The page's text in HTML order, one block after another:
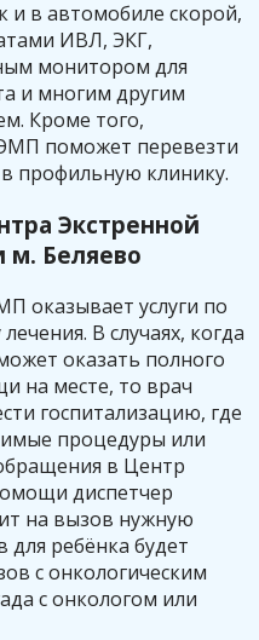
и в автомобиле скорой,
ИВЛ, ЭКГ,
монитором для
и многим другим
Кроме того,
поможет перевезти
профильную клинику.
Экстренной
Беляево
оказывает услуги по
В случаях, когда
оказать полного
на месте, то врач
госпитализацию, где
процедуры или
в Центр
диспетчер
на вызов нужную
ребёнка будет
с онкологическим
с онкологом или